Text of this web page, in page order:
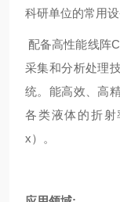
科研单位的常用设
配备高性能线阵
采集和分析处理
统。能高效、高
各类液体的折
x）。